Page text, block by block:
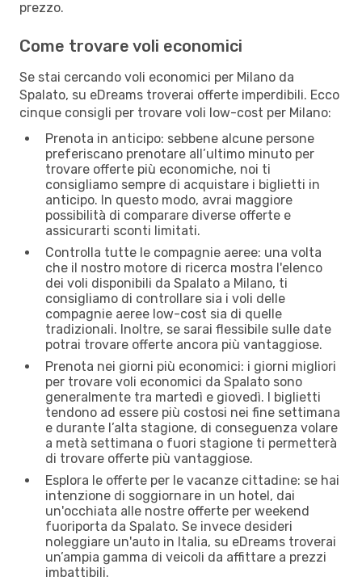
prezzo.
Come trovare voli economici
Se stai cercando voli economici per Milano da
Spalato, su eDreams troverai offerte imperdibili. Ecco
cinque consigli per trovare voli low-cost per Milano:
Prenota in anticipo: sebbene alcune persone
preferiscano prenotare all’ultimo minuto per
trovare offerte più economiche, noi ti
consigliamo sempre di acquistare i biglietti in
anticipo. In questo modo, avrai maggiore
possibilità di comparare diverse offerte e
assicurarti sconti limitati.
Controlla tutte le compagnie aeree: una volta
che il nostro motore di ricerca mostra l'elenco
dei voli disponibili da Spalato a Milano, ti
consigliamo di controllare sia i voli delle
compagnie aeree low-cost sia di quelle
tradizionali. Inoltre, se sarai flessibile sulle date
potrai trovare offerte ancora più vantaggiose.
Prenota nei giorni più economici: i giorni migliori
per trovare voli economici da Spalato sono
generalmente tra martedì e giovedì. I biglietti
tendono ad essere più costosi nei fine settimana
e durante l’alta stagione, di conseguenza volare
a metà settimana o fuori stagione ti permetterà
di trovare offerte più vantaggiose.
Esplora le offerte per le vacanze cittadine: se hai
intenzione di soggiornare in un hotel, dai
un'occhiata alle nostre offerte per weekend
fuoriporta da Spalato. Se invece desideri
noleggiare un'auto in Italia, su eDreams troverai
un’ampia gamma di veicoli da affittare a prezzi
imbattibili.